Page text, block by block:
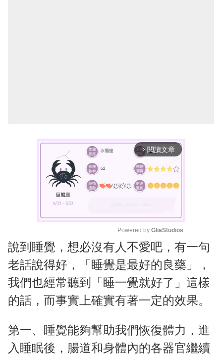
arrow_forward_ios 閱讀文章
M
u
t
e
Powered by GliaStudios
說到睡覺，想必沒有人不愛吧，有一句
老話說得好，「睡覺是最好的良藥」，
我們也經常聽到「睡一覺就好了」這樣
的話，而事實上確實有著一定的效果。
第一、睡覺能夠幫助我們恢復體力，進
入睡眠後，腸道和身體內的各器官繼續